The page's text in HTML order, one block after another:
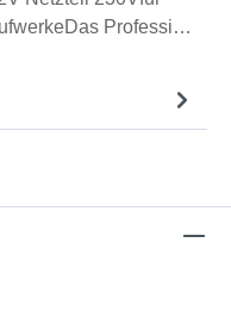
Professi…